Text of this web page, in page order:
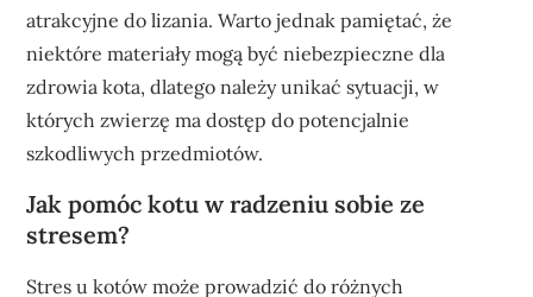
atrakcyjne do lizania. Warto jednak pamiętać, że
niektóre materiały mogą być niebezpieczne dla
zdrowia kota, dlatego należy unikać sytuacji, w
których zwierzę ma dostęp do potencjalnie
szkodliwych przedmiotów.
Jak pomóc kotu w radzeniu sobie ze
stresem?
Stres u kotów może prowadzić do różnych